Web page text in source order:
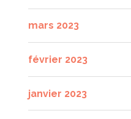
mars 2023
février 2023
janvier 2023